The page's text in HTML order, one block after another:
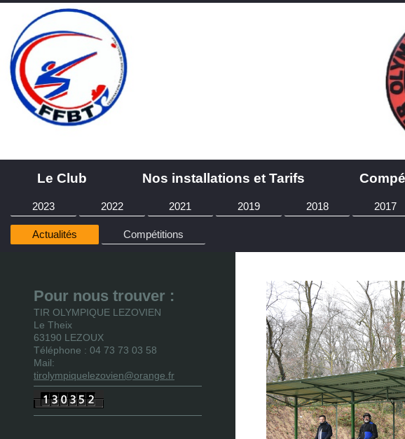
Le Club Nos installations et Tarifs
2023 2022 2021 2019 2018 2017
Actualités Compétitions
Pour nous trouver :
TIR OLYMPIQUE LEZOVIEN
Le Theix
63190 LEZOUX
Téléphone : 04 73 73 03 58
Mail:
tirolympiquelezovien@orange.fr